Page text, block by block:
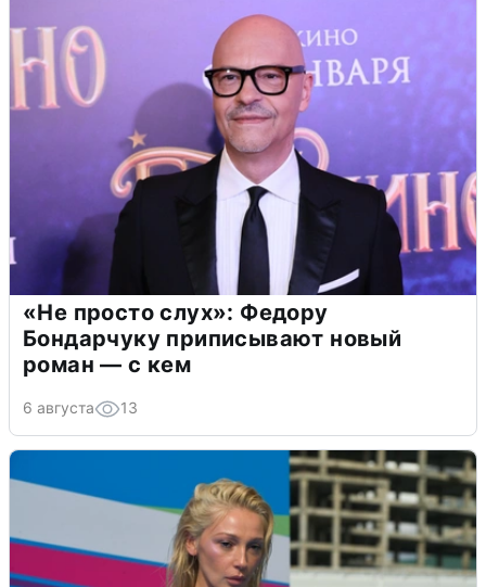
«Не просто слух»: Федору
Бондарчуку приписывают новый
роман — с кем
6 августа 13